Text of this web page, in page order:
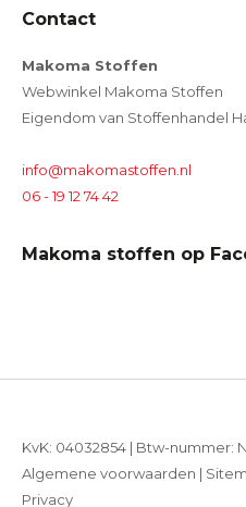
Contact
Makoma Stoffen
Webwinkel Makoma Stoffen
Eigendom van Stoffenhandel
info@makomastoffen.nl
06 - 19 12 74 42
Makoma stoffen op
KvK: 04032854 | Btw-nummer:
Algemene voorwaarden |
Privacy